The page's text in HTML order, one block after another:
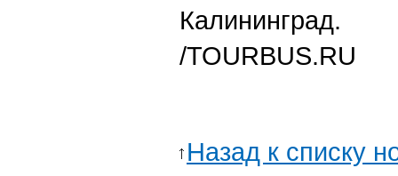
Калининград.
/TOURBUS.RU
Назад к списку